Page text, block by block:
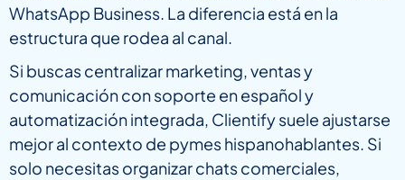
WhatsApp Business. La diferencia está en la
estructura que rodea al canal.
Si buscas centralizar marketing, ventas y
comunicación con soporte en español y
automatización integrada, Clientify suele ajustarse
mejor al contexto de pymes hispanohablantes. Si
solo necesitas organizar chats comerciales,